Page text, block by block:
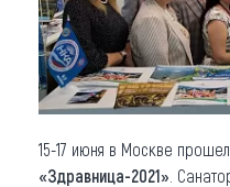
Другие рубрики
15-17 июня в Москве
«Здравница-2021» .